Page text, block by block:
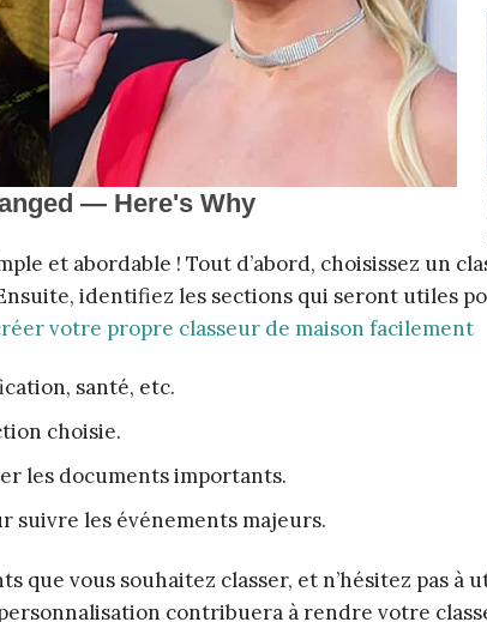
et abordable ! Tout d’abord, choisissez un
identifiez les sections qui seront utiles
votre propre classeur de maison facilement
santé, etc.
choisie.
les documents importants.
suivre les événements majeurs.
que vous souhaitez classer, et n’hésitez pas à
contribuera à rendre votre